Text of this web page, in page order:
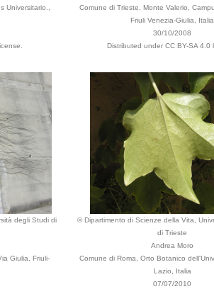
Universitario.,
Comune di Trieste, Monte Valerio,
Friuli Venezia-Giulia, Italia
30/10/2008
Distributed under CC BY-SA 4.0
degli Studi di
Giulia, Friuli-
© Dipartimento di Scienze della Vita,
di Trieste
Andrea Moro
Comune di Roma, Orto Botanico
Lazio, Italia
07/07/2010